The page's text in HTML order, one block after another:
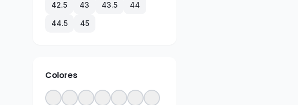
42.5 43 43.5 44
44.5 45
Colores